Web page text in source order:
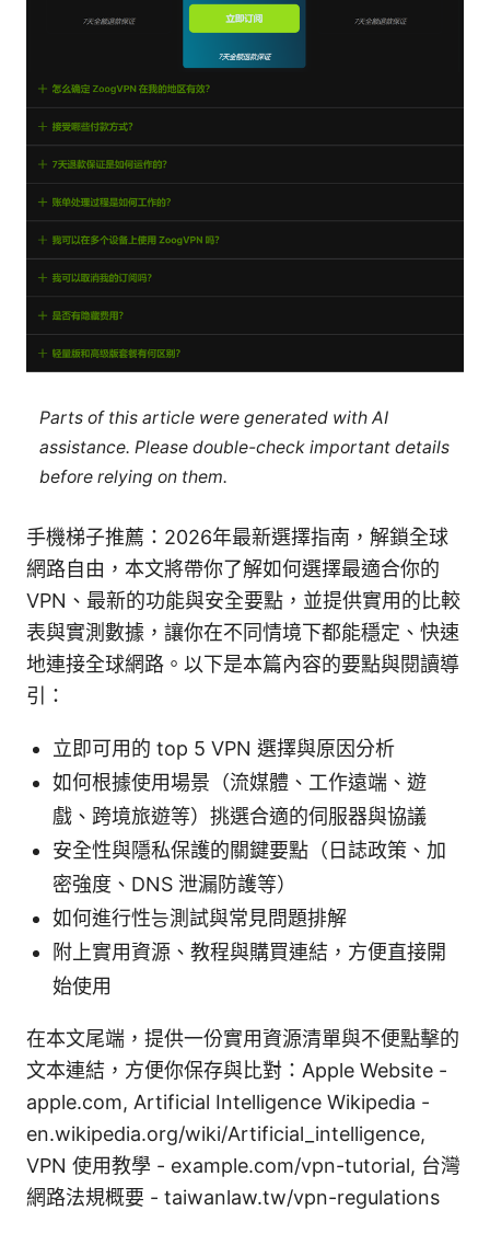
Parts of this article were generated with AI
assistance. Please double-check important details
before relying on them.
手機梯子推薦：2026年最新選擇指南，解鎖全球
網路自由，本文將帶你了解如何選擇最適合你的
VPN、最新的功能與安全要點，並提供實用的比較
表與實測數據，讓你在不同情境下都能穩定、快速
地連接全球網路。以下是本篇內容的要點與閱讀導
引：
立即可用的 top 5 VPN 選擇與原因分析
如何根據使用場景（流媒體、工作遠端、遊
戲、跨境旅遊等）挑選合適的伺服器與協議
安全性與隱私保護的關鍵要點（日誌政策、加
密強度、DNS 泄漏防護等）
如何進行性능測試與常見問題排解
附上實用資源、教程與購買連結，方便直接開
始使用
在本文尾端，提供一份實用資源清單與不便點擊的
文本連結，方便你保存與比對：Apple Website -
apple.com, Artificial Intelligence Wikipedia -
en.wikipedia.org/wiki/Artificial_intelligence,
VPN 使用教學 - example.com/vpn-tutorial, 台灣
網路法規概要 - taiwanlaw.tw/vpn-regulations